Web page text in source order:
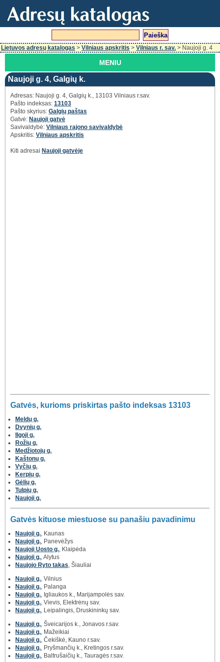
Lietuvos adresų katalogas > Vilniaus apskritis > Vilniaus r. sav. > Naujoji g. 4
MENIU
Naujoji g. 4, Galgių k.
Adresas: Naujoji g. 4, Galgių k., 13103 Vilniaus r.sav.
Pašto indeksas: 13103
Pašto skyrius: Galgių paštas
Gatvė: Naujoji gatvė
Savivaldybė: Vilniaus rajono savivaldybė
Apskritis: Vilniaus apskritis
Kiti adresai Naujoji gatvėje
Gatvės, kurioms priskirtas pašto indeksas 13103
Meldų g.
Dvynių g.
Ilgoji g.
Rožių g.
Medžiotojų g.
Kaštonų g.
Vyčių g.
Kerpių g.
Gėlių g.
Tulpių g.
Naujoji g.
Gatvės kituose miestuose su panašiu pavadinimu
Naujoji g. , Kaunas
Naujoji g. , Panevėžys
Naujoji Uosto g. , Klaipėda
Naujoji g. , Alytus
Naujojo Ryto takas , Šiauliai
Naujoji g. , Vilnius
Naujoji g. , Palanga
Naujoji g. , Igliaukos k., Marijampolės sav.
Naujoji g. , Vievis, Elektrėnų sav.
Naujoji g. , Leipalingis, Druskininkų sav.
Naujoji g. , Šveicarijos k., Jonavos r.sav.
Naujoji g. , Mažeikiai
Naujoji g. , Čekiškė, Kauno r.sav.
Naujoji g. , Pryšmančių k., Kretingos r.sav.
Naujoji g. , Baltrušaičių k., Tauragės r.sav.